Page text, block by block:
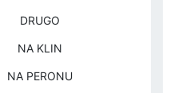
DRUGO
NA KLIN
NA PERONU